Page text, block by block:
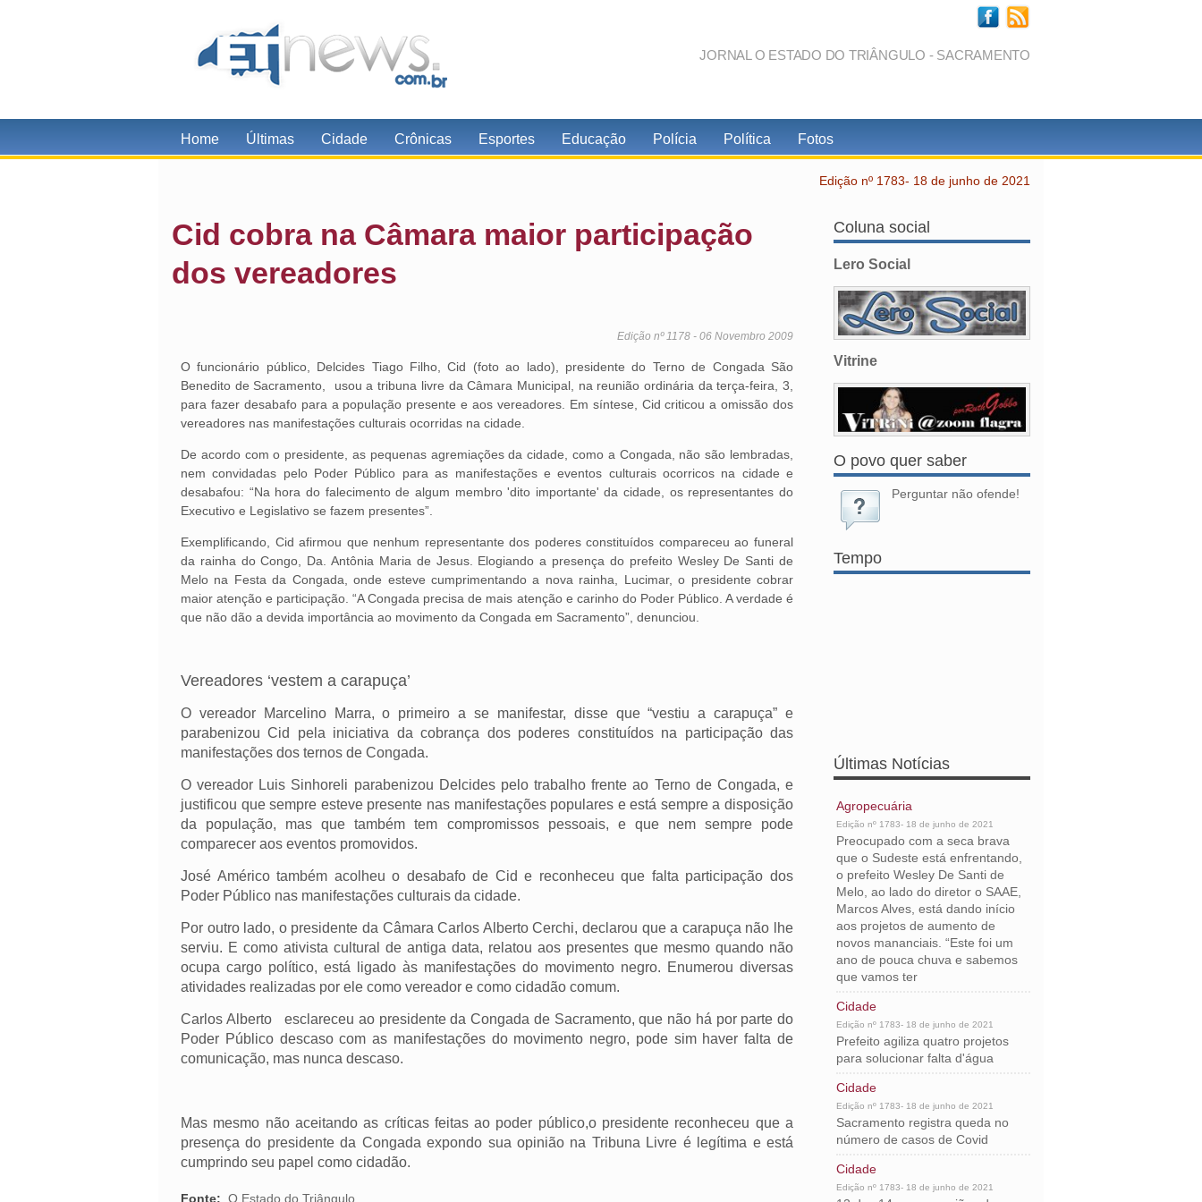
JORNAL O ESTADO DO TRIÂNGULO - SACRAMENTO
Home Últimas Cidade Crônicas Esportes Educação Polícia Política Fotos
Edição nº 1783- 18 de junho de 2021
Cid cobra na Câmara maior participação
dos vereadores
Edição nº 1178 - 06 Novembro 2009
O funcionário público, Delcides Tiago Filho, Cid (foto ao lado), presidente do Terno de Congada São
Benedito de Sacramento, usou a tribuna livre da Câmara Municipal, na reunião ordinária da terça-feira, 3,
para fazer desabafo para a população presente e aos vereadores. Em síntese, Cid criticou a omissão dos
vereadores nas manifestações culturais ocorridas na cidade.
De acordo com o presidente, as pequenas agremiações da cidade, como a Congada, não são lembradas,
nem convidadas pelo Poder Público para as manifestações e eventos culturais ocorricos na cidade e
desabafou: “Na hora do falecimento de algum membro 'dito importante' da cidade, os representantes do
Executivo e Legislativo se fazem presentes”.
Exemplificando, Cid afirmou que nenhum representante dos poderes constituídos compareceu ao funeral
da rainha do Congo, Da. Antônia Maria de Jesus. Elogiando a presença do prefeito Wesley De Santi de
Melo na Festa da Congada, onde esteve cumprimentando a nova rainha, Lucimar, o presidente cobrar
maior atenção e participação. “A Congada precisa de mais atenção e carinho do Poder Público. A verdade é
que não dão a devida importância ao movimento da Congada em Sacramento”, denunciou.
Vereadores ‘vestem a carapuça’
O vereador Marcelino Marra, o primeiro a se manifestar, disse que “vestiu a carapuça” e
parabenizou Cid pela iniciativa da cobrança dos poderes constituídos na participação das
manifestações dos ternos de Congada.
O vereador Luis Sinhoreli parabenizou Delcides pelo trabalho frente ao Terno de Congada, e
justificou que sempre esteve presente nas manifestações populares e está sempre a disposição
da população, mas que também tem compromissos pessoais, e que nem sempre pode
comparecer aos eventos promovidos.
José Américo também acolheu o desabafo de Cid e reconheceu que falta participação dos
Poder Público nas manifestações culturais da cidade.
Por outro lado, o presidente da Câmara Carlos Alberto Cerchi, declarou que a carapuça não lhe
serviu. E como ativista cultural de antiga data, relatou aos presentes que mesmo quando não
ocupa cargo político, está ligado às manifestações do movimento negro. Enumerou diversas
atividades realizadas por ele como vereador e como cidadão comum.
Carlos Alberto esclareceu ao presidente da Congada de Sacramento, que não há por parte do
Poder Público descaso com as manifestações do movimento negro, pode sim haver falta de
comunicação, mas nunca descaso.
Mas mesmo não aceitando as críticas feitas ao poder público,o presidente reconheceu que a
presença do presidente da Congada expondo sua opinião na Tribuna Livre é legítima e está
cumprindo seu papel como cidadão.
Fonte: O Estado do Triângulo
Coluna social
Lero Social
Vitrine
O povo quer saber
Perguntar não ofende!
Tempo
Últimas Notícias
Agropecuária
Edição nº 1783- 18 de junho de 2021
Preocupado com a seca brava
que o Sudeste está enfrentando,
o prefeito Wesley De Santi de
Melo, ao lado do diretor o SAAE,
Marcos Alves, está dando início
aos projetos de aumento de
novos mananciais. “Este foi um
ano de pouca chuva e sabemos
que vamos ter
Cidade
Edição nº 1783- 18 de junho de 2021
Prefeito agiliza quatro projetos
para solucionar falta d'água
Cidade
Edição nº 1783- 18 de junho de 2021
Sacramento registra queda no
número de casos de Covid
Cidade
Edição nº 1783- 18 de junho de 2021